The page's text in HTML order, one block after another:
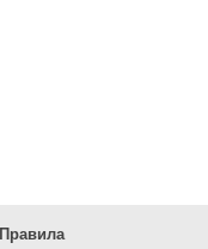
Правила